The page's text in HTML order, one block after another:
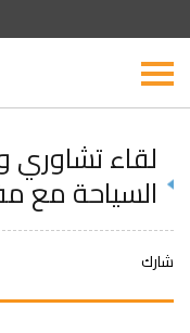
لقاء تشاوري
السياحة مع
شارك